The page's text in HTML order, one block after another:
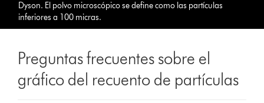
Dyson. El polvo microscópico se define como las partículas
inferiores a 100 micras.
Preguntas frecuentes sobre el
gráfico del recuento de partículas